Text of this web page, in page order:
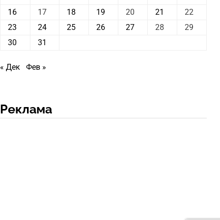
16
17 18 19 20 21
22
23
24 25 26 27 28
29
30
31
« Дек Фев »
Реклама